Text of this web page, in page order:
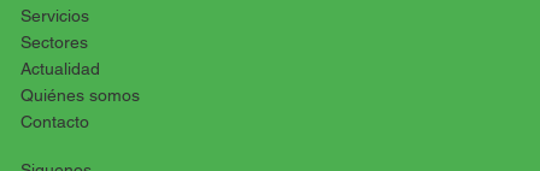
Servicios
Sectores
Actualidad
Quiénes somos
Contacto